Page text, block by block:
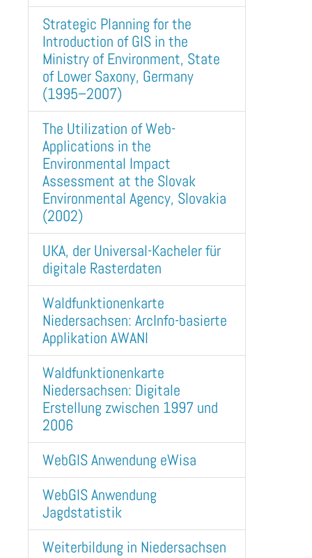
Strategic Planning for the
Introduction of GIS in the
Ministry of Environment, State
of Lower Saxony, Germany
(1995–2007)
The Utilization of Web-
Applications in the
Environmental Impact
Assessment at the Slovak
Environmental Agency, Slovakia
(2002)
UKA, der Universal-Kacheler für
digitale Rasterdaten
Waldfunktionenkarte
Niedersachsen: ArcInfo-basierte
Applikation AWANI
Waldfunktionenkarte
Niedersachsen: Digitale
Erstellung zwischen 1997 und
2006
WebGIS Anwendung eWisa
WebGIS Anwendung
Jagdstatistik
Weiterbildung in Niedersachsen